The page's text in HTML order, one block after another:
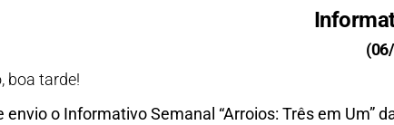
boa tarde!
envio o Informativo Semanal “Arroios: Três em Um”